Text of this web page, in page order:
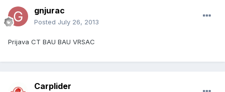
gnjurac
Posted July 26, 2013
Prijava CT BAU BAU VRSAC
Carplider